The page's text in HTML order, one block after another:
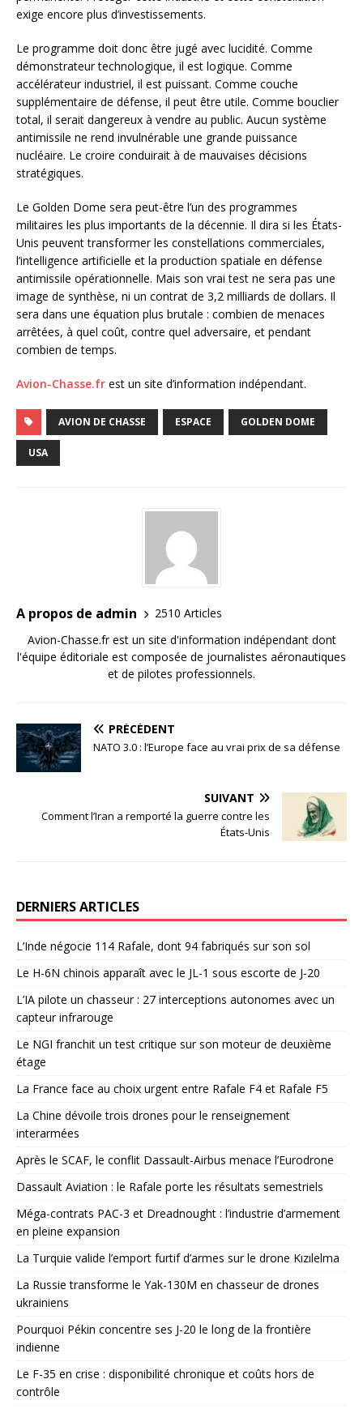
exige encore plus d’investissements.
Le programme doit donc être jugé avec lucidité. Comme
démonstrateur technologique, il est logique. Comme
accélérateur industriel, il est puissant. Comme couche
supplémentaire de défense, il peut être utile. Comme bouclier
total, il serait dangereux à vendre au public. Aucun système
antimissile ne rend invulnérable une grande puissance
nucléaire. Le croire conduirait à de mauvaises décisions
stratégiques.
Le Golden Dome sera peut-être l’un des programmes
militaires les plus importants de la décennie. Il dira si les États-
Unis peuvent transformer les constellations commerciales,
l’intelligence artificielle et la production spatiale en défense
antimissile opérationnelle. Mais son vrai test ne sera pas une
image de synthèse, ni un contrat de 3,2 milliards de dollars. Il
sera dans une équation plus brutale : combien de menaces
arrêtées, à quel coût, contre quel adversaire, et pendant
combien de temps.
Avion-Chasse.fr est un site d’information indépendant.
AVION DE CHASSE ESPACE GOLDEN DOME
USA
A propos de admin
2510 Articles
Avion-Chasse.fr est un site d'information indépendant dont
l'équipe éditoriale est composée de journalistes aéronautiques
et de pilotes professionnels.
PRÉCÉDENT
NATO 3.0 : l’Europe face au vrai prix de sa défense
SUIVANT
Comment l’Iran a remporté la guerre contre les
États-Unis
DERNIERS ARTICLES
L’Inde négocie 114 Rafale, dont 94 fabriqués sur son sol
Le H-6N chinois apparaît avec le JL-1 sous escorte de J-20
L’IA pilote un chasseur : 27 interceptions autonomes avec un
capteur infrarouge
Le NGI franchit un test critique sur son moteur de deuxième
étage
La France face au choix urgent entre Rafale F4 et Rafale F5
La Chine dévoile trois drones pour le renseignement
interarmées
Après le SCAF, le conflit Dassault-Airbus menace l’Eurodrone
Dassault Aviation : le Rafale porte les résultats semestriels
Méga-contrats PAC-3 et Dreadnought : l’industrie d’armement
en pleine expansion
La Turquie valide l’emport furtif d’armes sur le drone Kızılelma
La Russie transforme le Yak-130M en chasseur de drones
ukrainiens
Pourquoi Pékin concentre ses J-20 le long de la frontière
indienne
Le F-35 en crise : disponibilité chronique et coûts hors de
contrôle